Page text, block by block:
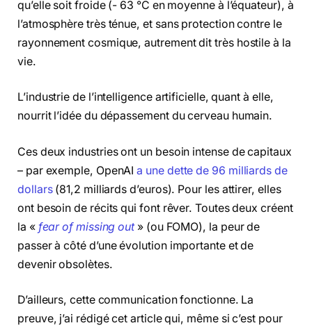
qu’elle soit froide (- 63 °C en moyenne à l’équateur), à
l’atmosphère très ténue, et sans protection contre le
rayonnement cosmique, autrement dit très hostile à la
vie.
L’industrie de l’intelligence artificielle, quant à elle,
nourrit l’idée du dépassement du cerveau humain.
Ces deux industries ont un besoin intense de capitaux
– par exemple, OpenAIa une dette de 96 milliards de
dollars(81,2 milliards d’euros). Pour les attirer, elles
ont besoin de récits qui font rêver. Toutes deux créent
la « fear of missing out» (ou FOMO), la peur de
passer à côté d’une évolution importante et de
devenir obsolètes.
D’ailleurs, cette communication fonctionne. La
preuve, j’ai rédigé cet article qui, même si c’est pour